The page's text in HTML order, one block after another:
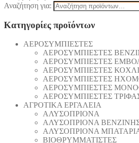
Αναζήτηση για:
Κατηγορίες προϊόντων
AEΡΟΣΥΜΠΙΕΣΤΕΣ
AEΡΟΣΥΜΠΙΕΣΤΕΣ
AEΡΟΣΥΜΠΙΕΣΤΕΣ
AEΡΟΣΥΜΠΙΕΣΤΕΣ
ΑΕΡΟΣΥΜΠΙΕΣΤΕΣ
ΑΕΡΟΣΥΜΠΙΕΣΤΕΣ
ΑΕΡΟΣΥΜΠΙΕΣΤΕΣ
ΑΓΡΟΤΙΚΑ ΕΡΓΑΛΕΙΑ
AΛΥΣΟΠΡΙΟΝΑ
AΛΥΣΟΠΡΙΟΝΑ
AΛΥΣΟΠΡΙΟΝΑ
ΒΙΟΘΡΥΜΜΑΤΙΣΤΕΣ